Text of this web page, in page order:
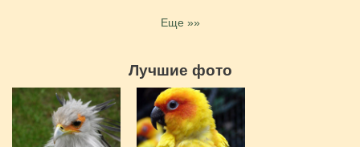
Еще »»
Лучшие фото